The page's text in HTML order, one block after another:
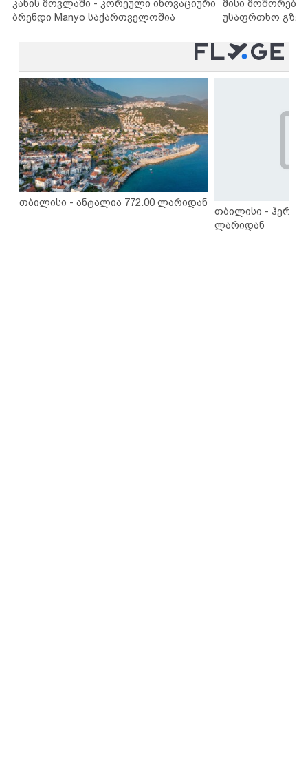
კანის მოვლაში - კორეული ინოვაციური
ბრენდი Manyo საქართველოშია
მისი
უსაფრთხო
თბილისი - ანტალია 772.00 ლარიდან
თბილისი -
ლარიდან